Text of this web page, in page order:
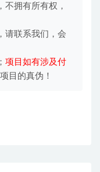
不拥有所有权，
请联系我们，会
项目如有涉及付
目的真伪！